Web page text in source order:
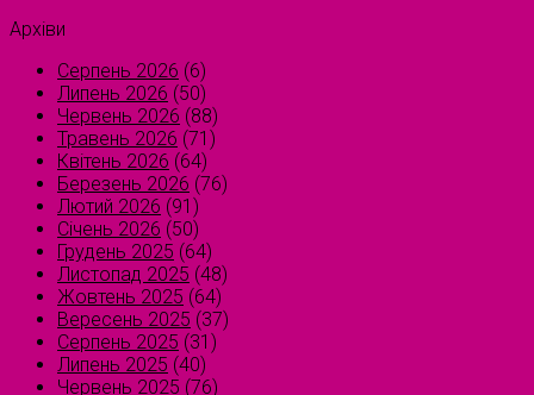
Архіви
Серпень 2026 (6)
Липень 2026 (50)
Червень 2026 (88)
Травень 2026 (71)
Квітень 2026 (64)
Березень 2026 (76)
Лютий 2026 (91)
Січень 2026 (50)
Грудень 2025 (64)
Листопад 2025 (48)
Жовтень 2025 (64)
Вересень 2025 (37)
Серпень 2025 (31)
Липень 2025 (40)
Червень 2025 (76)